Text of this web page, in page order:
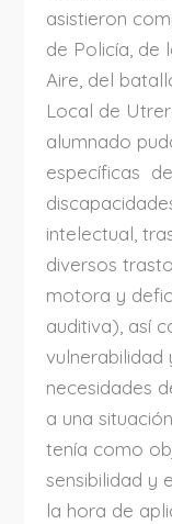
asistieron
de Policía, de
Aire, del
Local de
alumnado
específicas
intelectual,
diversos
motora y
auditiva), así
vulnerabilidad
necesidades
a una
tenía como
sensibilidad y
la hora de